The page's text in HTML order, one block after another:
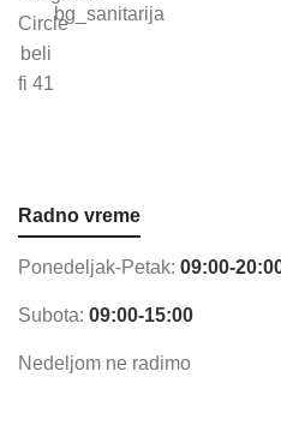
bg_sanitarija
Radno vreme
Ponedeljak-Petak: 09:00-
Subota: 09:00-15:00
Nedeljom ne radimo